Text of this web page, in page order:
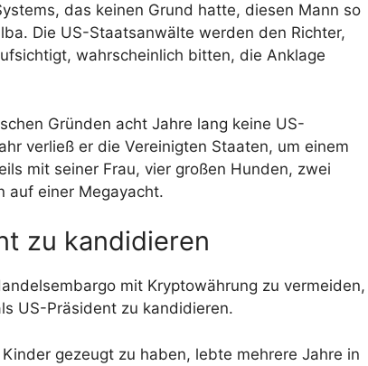
das keinen Grund hatte, diesen Mann so
Die US-Staatsanwälte werden den Richter,
wahrscheinlich bitten, die Anklage
Gründen acht Jahre lang keine US-
verließ er die Vereinigten Staaten, um einem
mit seiner Frau, vier großen Hunden, zwei
auf einer Megayacht.
zu kandidieren
mit Kryptowährung zu vermeiden,
US-Präsident zu kandidieren.
gezeugt zu haben, lebte mehrere Jahre in